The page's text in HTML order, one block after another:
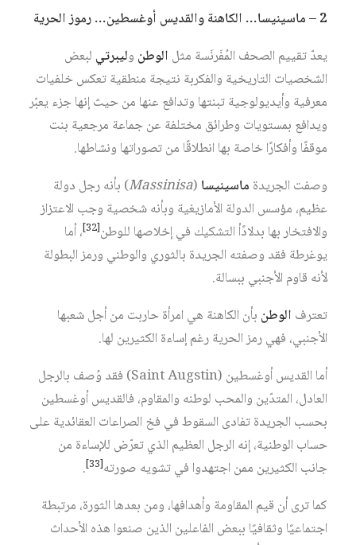
2 – ماسينيسا… الكاهنة والقديس أوغسطين… رموز الحرية
يعدّ تقييم الصحف المُفَرنَسة مثل الوطن وليبرتي لبعض
الشخصيات التاريخية والفكربة نتيجة منطقية تعكس خلفيات
معرفية وأيديولوجية تبنتها وتدافع عنها من حيث إنها جزء يعبّر
ويدافع بمستويات وطرائق مختلفة عن جماعة مرجعية بنت
موقفًا وأفكارًا خاصة بها انطلاقًا من تصوراتها ونشاطها.
وصفت الجريدة ماسينيسا (
Massinisa) بأنه رجل دولة
عظيم، مؤسس الدولة الأمازيغية وبأنه شخصية وجب الاعتزاز
والافتخار بها بدلادًأ التشكيك في إخلاصها للوطن‏[32]
، أما
يوغرطة فقد وصفته الجريدة بالثوري والوطني ورمز البطولة
لأنه قاوم الأجنبي ببسالة.
تعترف الوطن بأن الكاهنة هي امرأة حاربت من أجل شعبها
الأجنبي، فهي رمز الحرية رغم إساءة الكثيرين لها.
أما القديس أوغسطين (Saint Augstin) فقد وُصف بالرجل
العادل، المتدّين والمحب لوطنه والمقاوم، فالقديس أوغسطين
بحسب الجريدة تفادى السقوط في فخ الصراعات العقائدية على
حساب الوطنية، إنه الرجل العظيم الذي تعرّض للإساءة من
جانب الكثيرين ممن اجتهدوا في تشويه صورته‏[33]
.
كما ترى أن قيم المقاومة وأهدافها، ومن بعدها الثورة، مرتبطة
اجتماعيًا وثقافيًا ببعض الفاعلين الذين صنعوا هذه الأحداث